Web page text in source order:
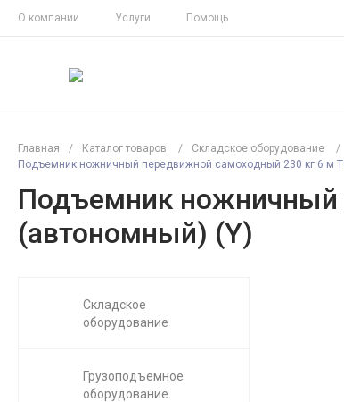
О компании Услуги Помощь
Главная / Каталог товаров / Складское оборудование /
Подъемник ножничный передвижной самоходный 230 кг 6 м
Подъемник ножничный
(автономный) (Y)
Складское
оборудование
Грузоподъемное
оборудование